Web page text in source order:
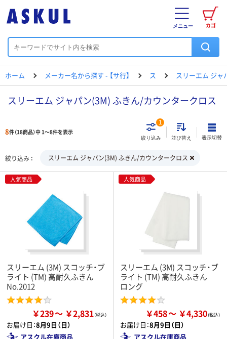
カゴ
メニュー
ホーム メーカー名から探す - 【サ行】 ス スリーエム ジャ
スリーエム ジャパン(3M) ふきん/カウンタークロス
8件（18商品）中 1～8件を表示
絞り込み
1
並び替え 表示切替
絞り込み スリーエム ジャパン(3M) ふきん/カウンタークロス
人気商品
スリーエム (3M) スコッチ・ブ
ライト (TM) 高耐久ふきん
No.2012
￥239 ￥2,831
お届け日：8月9日（日）
アスクル在庫商品
人気商品
スリーエム (3M) スコッチ・ブ
ライト (TM) 高耐久ふきん
ロング
￥458 ￥4,330
お届け日：8月9日（日）
アスクル在庫商品